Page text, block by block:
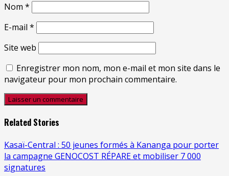
Nom *
E-mail *
Site web
Enregistrer mon nom, mon e-mail et mon site dans le
navigateur pour mon prochain commentaire.
Related Stories
Kasaï-Central : 50 jeunes formés à Kananga pour porter
la campagne GENOCOST RÉPARE et mobiliser 7 000
signatures